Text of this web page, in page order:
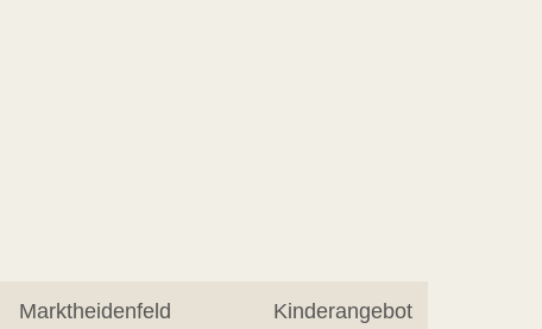
Marktheidenfeld Kinderangebot